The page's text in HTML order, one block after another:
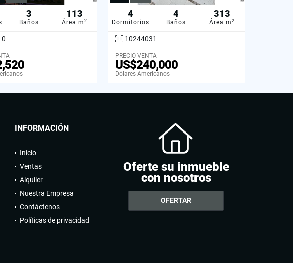
3
Baños
113
Área m 2
4
Dormitorios
4
Baños
313
Área m 2
10244031
PRECIO VENTA
US$240,000
Dólares Americanos
INFORMACIÓN
Inicio
Ventas
Alquiler
Nuestra Empresa
Contáctenos
Políticas de privacidad
Oferte su inmueble
con nosotros
OFERTAR